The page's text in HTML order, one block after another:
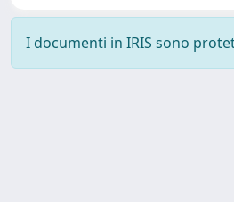
I documenti in IRIS sono